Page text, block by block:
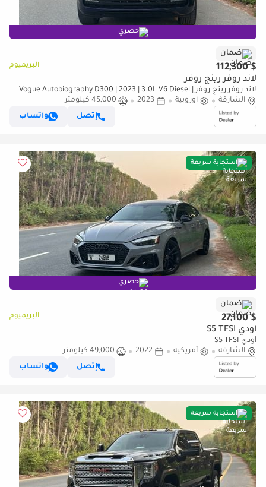
حصري
ضمان
$ 112,300 البريميوم
لاند روفر رينج روفر
لاند روفر رينج روفر Vogue Autobiography D300 | 2023 | 3.0L V6 Diesel |
300 HP | 7 Seater | Perfect Condition
الشارقة أوروبية 2023
45,000 كيلومتر
إتصل
واتساب
استجابة سريعة
حصري
ضمان
$ 27,100 البريميوم
أودي S5 TFSI
أودي S5 TFSI
الشارقة
أمريكية 2022
49,000 كيلومتر
إتصل
واتساب
استجابة سريعة